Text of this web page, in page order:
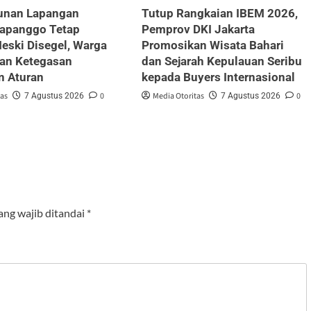
Lapangan
Tetap
Disegel, Warga
Ketegasan
Aturan
7 Agustus 2026 0
Tutup Rangkaian IBEM 2026,
Pemprov DKI Jakarta
Promosikan Wisata Bahari
dan Sejarah Kepulauan Seribu
kepada Buyers Internasional
Media Otoritas 7 Agustus 2026 0
wajib ditandai *